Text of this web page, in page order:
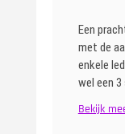
Een
met de
enkele
wel een
Bekijk